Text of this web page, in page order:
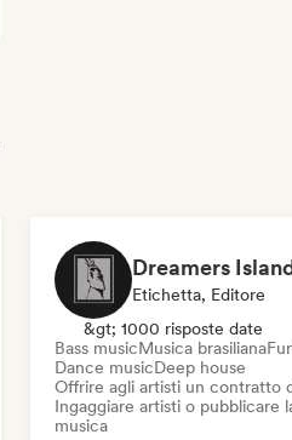
Etichetta, Editore
&gt; 1000 risposte date
Bass musicMusica brasiliana
Dance musicDeep house
Offrire agli artisti un contratto
Ingaggiare artisti o pubblicare
musica